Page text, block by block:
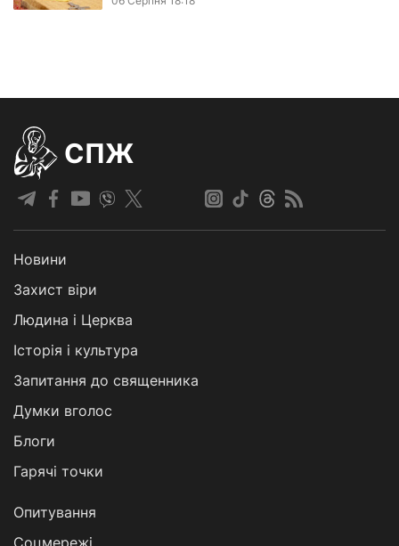
СПЖ
Новини
Захист віри
Людина і Церква
Історія і культура
Запитання до священника
Думки вголос
Блоги
Гарячі точки
Опитування